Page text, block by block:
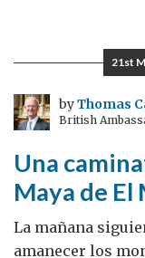
cebolla
que
te
hace
21st
byThomas
British
Una
Maya de El
La mañana
amanecer los